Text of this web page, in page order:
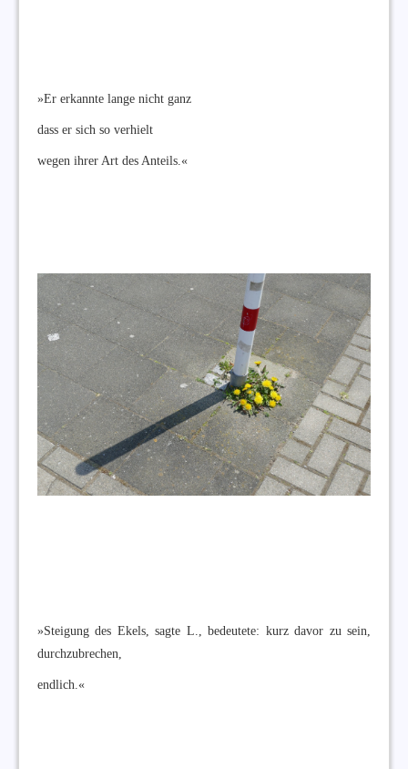
»Er erkannte lange nicht ganz
dass er sich so verhielt
wegen ihrer Art des Anteils.«
»Steigung des Ekels, sagte L., bedeutete: kurz davor zu sein,
durchzubrechen,
endlich.«